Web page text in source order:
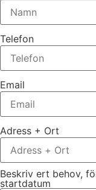
Telefon
Email
Adress + Ort
Beskriv ert behov,
startdatum